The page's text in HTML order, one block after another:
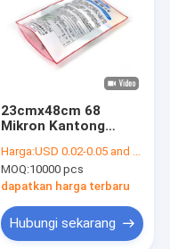
23cmx48cm 68
Mikron Kantong
Penghalang Tinggi
Harga:USD 0.02-0.05 and negotiation
MOQ:10000 pcs
dapatkan harga terbaru
Hubungi sekarang